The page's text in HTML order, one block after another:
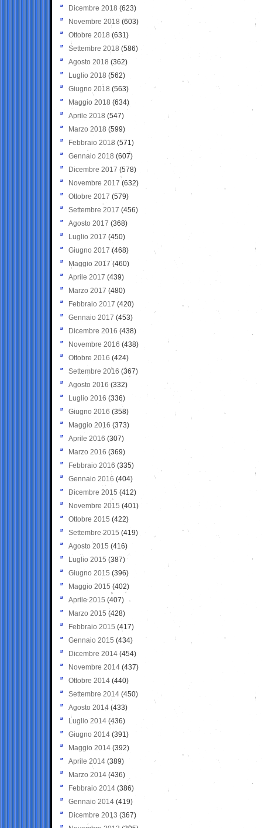
Dicembre 2018 (623)
Novembre 2018 (603)
Ottobre 2018 (631)
Settembre 2018 (586)
Agosto 2018 (362)
Luglio 2018 (562)
Giugno 2018 (563)
Maggio 2018 (634)
Aprile 2018 (547)
Marzo 2018 (599)
Febbraio 2018 (571)
Gennaio 2018 (607)
Dicembre 2017 (578)
Novembre 2017 (632)
Ottobre 2017 (579)
Settembre 2017 (456)
Agosto 2017 (368)
Luglio 2017 (450)
Giugno 2017 (468)
Maggio 2017 (460)
Aprile 2017 (439)
Marzo 2017 (480)
Febbraio 2017 (420)
Gennaio 2017 (453)
Dicembre 2016 (438)
Novembre 2016 (438)
Ottobre 2016 (424)
Settembre 2016 (367)
Agosto 2016 (332)
Luglio 2016 (336)
Giugno 2016 (358)
Maggio 2016 (373)
Aprile 2016 (307)
Marzo 2016 (369)
Febbraio 2016 (335)
Gennaio 2016 (404)
Dicembre 2015 (412)
Novembre 2015 (401)
Ottobre 2015 (422)
Settembre 2015 (419)
Agosto 2015 (416)
Luglio 2015 (387)
Giugno 2015 (396)
Maggio 2015 (402)
Aprile 2015 (407)
Marzo 2015 (428)
Febbraio 2015 (417)
Gennaio 2015 (434)
Dicembre 2014 (454)
Novembre 2014 (437)
Ottobre 2014 (440)
Settembre 2014 (450)
Agosto 2014 (433)
Luglio 2014 (436)
Giugno 2014 (391)
Maggio 2014 (392)
Aprile 2014 (389)
Marzo 2014 (436)
Febbraio 2014 (386)
Gennaio 2014 (419)
Dicembre 2013 (367)